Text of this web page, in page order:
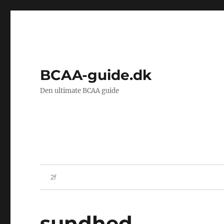
BCAA-guide.dk
Den ultimate BCAA guide